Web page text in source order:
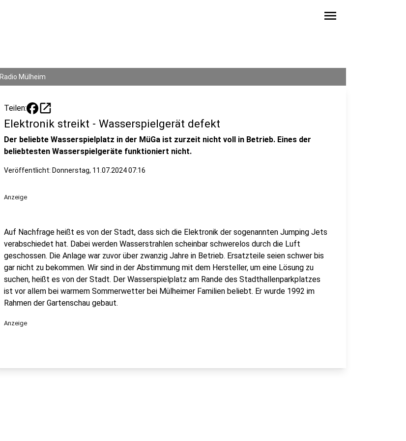
menu
Radio Mülheim
Teilen: open_in_new
Elektronik streikt - Wasserspielgerät defekt
Der beliebte Wasserspielplatz in der MüGa ist zurzeit nicht voll in Betrieb. Eines der
beliebtesten Wasserspielgeräte funktioniert nicht.
Veröffentlicht: Donnerstag, 11.07.2024 07:16
Anzeige
Auf Nachfrage heißt es von der Stadt, dass sich die Elektronik der sogenannten Jumping Jets
verabschiedet hat. Dabei werden Wasserstrahlen scheinbar schwerelos durch die Luft
geschossen. Die Anlage war zuvor über zwanzig Jahre in Betrieb. Ersatzteile seien schwer bis
gar nicht zu bekommen. Wir sind in der Abstimmung mit dem Hersteller, um eine Lösung zu
suchen, heißt es von der Stadt. Der Wasserspielplatz am Rande des Stadthallenparkplatzes
ist vor allem bei warmem Sommerwetter bei Mülheimer Familien beliebt. Er wurde 1992 im
Rahmen der Gartenschau gebaut.
Anzeige